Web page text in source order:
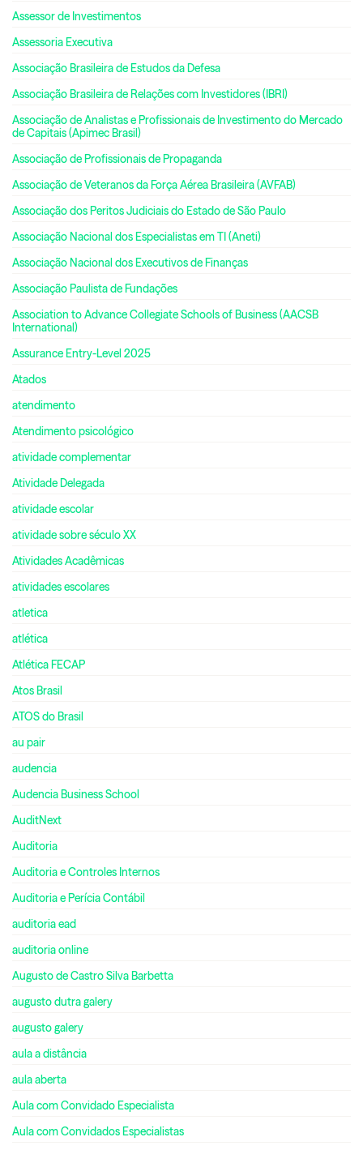
Assessor de Investimentos
Assessoria Executiva
Associação Brasileira de Estudos da Defesa
Associação Brasileira de Relações com Investidores (IBRI)
Associação de Analistas e Profissionais de Investimento do Mercado
de Capitais (Apimec Brasil)
Associação de Profissionais de Propaganda
Associação de Veteranos da Força Aérea Brasileira (AVFAB)
Associação dos Peritos Judiciais do Estado de São Paulo
Associação Nacional dos Especialistas em TI (Aneti)
Associação Nacional dos Executivos de Finanças
Associação Paulista de Fundações
Association to Advance Collegiate Schools of Business (AACSB
International)
Assurance Entry-Level 2025
Atados
atendimento
Atendimento psicológico
atividade complementar
Atividade Delegada
atividade escolar
atividade sobre século XX
Atividades Acadêmicas
atividades escolares
atletica
atlética
Atlética FECAP
Atos Brasil
ATOS do Brasil
au pair
audencia
Audencia Business School
AuditNext
Auditoria
Auditoria e Controles Internos
Auditoria e Perícia Contábil
auditoria ead
auditoria online
Augusto de Castro Silva Barbetta
augusto dutra galery
augusto galery
aula a distância
aula aberta
Aula com Convidado Especialista
Aula com Convidados Especialistas